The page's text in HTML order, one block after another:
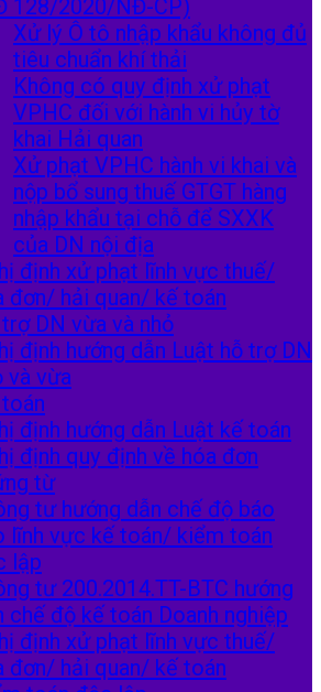
128/2020/NĐ-CP)
Xử lý Ô tô nhập khẩu không đủ
tiêu chuẩn khí thải
Không có quy định xử phạt
VPHC đối với hành vi hủy tờ
khai Hải quan
Xử phạt VPHC hành vi khai và
nộp bổ sung thuế GTGT hàng
nhập khẩu tại chỗ để SXXK
của DN nội địa
định xử phạt lĩnh vực thuế/
đơn/ hải quan/ kế toán
DN vừa và nhỏ
định hướng dẫn Luật hỗ trợ DN
và vừa
định hướng dẫn Luật kế toán
định quy định về hóa đơn
từ
tư hướng dẫn chế độ báo
lĩnh vực kế toán/ kiểm toán
lập
tư 200.2014.TT-BTC hướng
chế độ kế toán Doanh nghiệp
định xử phạt lĩnh vực thuế/
đơn/ hải quan/ kế toán